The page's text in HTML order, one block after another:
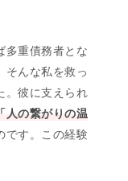
多重債務者とな
そんな私を救っ
。彼に支えられ
「人の繋がりの温
です。この経験